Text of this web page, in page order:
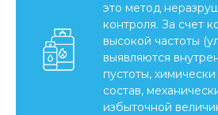
это метод
контроля. За счет
высокой частоты
выявляются
пустоты,
состав,
избыточной